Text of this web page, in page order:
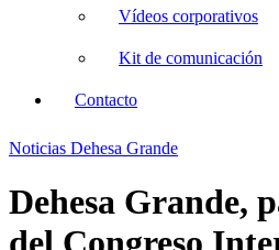
Vídeos corporativos
Kit de comunicación
Contacto
Noticias Dehesa Grande
Dehesa Grande,